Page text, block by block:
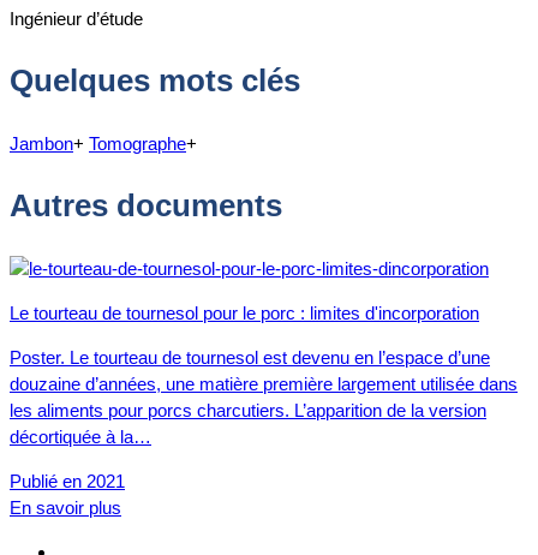
Ingénieur d’étude
Quelques mots clés
Jambon+ Tomographe+
Autres documents
Le tourteau de tournesol pour le porc : limites d'incorporation
Poster. Le tourteau de tournesol est devenu en l’espace d’une
douzaine d’années, une matière première largement utilisée dans
les aliments pour porcs charcutiers. L’apparition de la version
décortiquée à la…
Publié en 2021
En savoir plus